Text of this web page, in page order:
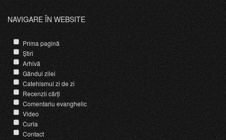
NAVIGARE ÎN WEBSITE
Prima pagină
Știri
Arhivă
Gândul zilei
Catehismul zi de zi
Recenzii cărți
Comentariu evanghelic
Video
Curia
Contact